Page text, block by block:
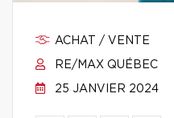
ACHAT / VENTE
RE/MAX QUÉBEC
25 JANVIER 2024